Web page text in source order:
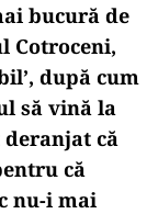
bucură de
Cotroceni,
după cum
să vină la
că
că
nu-i mai